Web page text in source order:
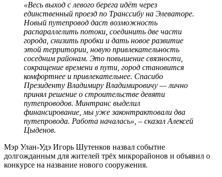
«Весь выход с левого берега идёт через
единственный проезд по Транссибу на Элеваторе.
Новый путепровод даст возможность
распараллелить потоки, соединить две части
города, снизить пробки и дать новое развитие
этой территории, новую привлекательность
соседним районам. Это повышение связности,
сокращение времени в пути, город становится
комфортнее и привлекательнее. Спасибо
Президенту Владимиру Владимировичу — лично
принял решение о строительстве девяти
путепроводов. Минтранс выделил
финансирование, мы уже законтрактовали два
путепровода. Работа началась», – сказал Алексей
Цыденов.
Мэр Улан-Удэ Игорь Шутенков назвал событие
долгожданным для жителей трёх микрорайонов и объявил о
конкурсе на название нового сооружения.